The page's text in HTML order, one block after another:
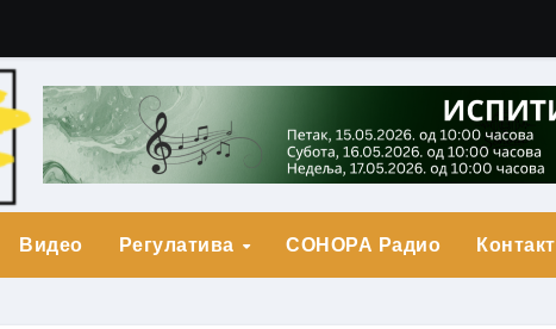
Друга Награда
Прва награда
Видео Регулатива СОНОРА Радио Контакт